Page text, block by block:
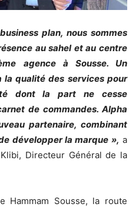
plan, nous sommes
au sahel et au centre
agence à Sousse. Un
qualité des services pour
dont la part ne cesse
de commandes. Alpha
partenaire, combinant
développer la marque », a
Directeur Général de la
Hammam Sousse, la route